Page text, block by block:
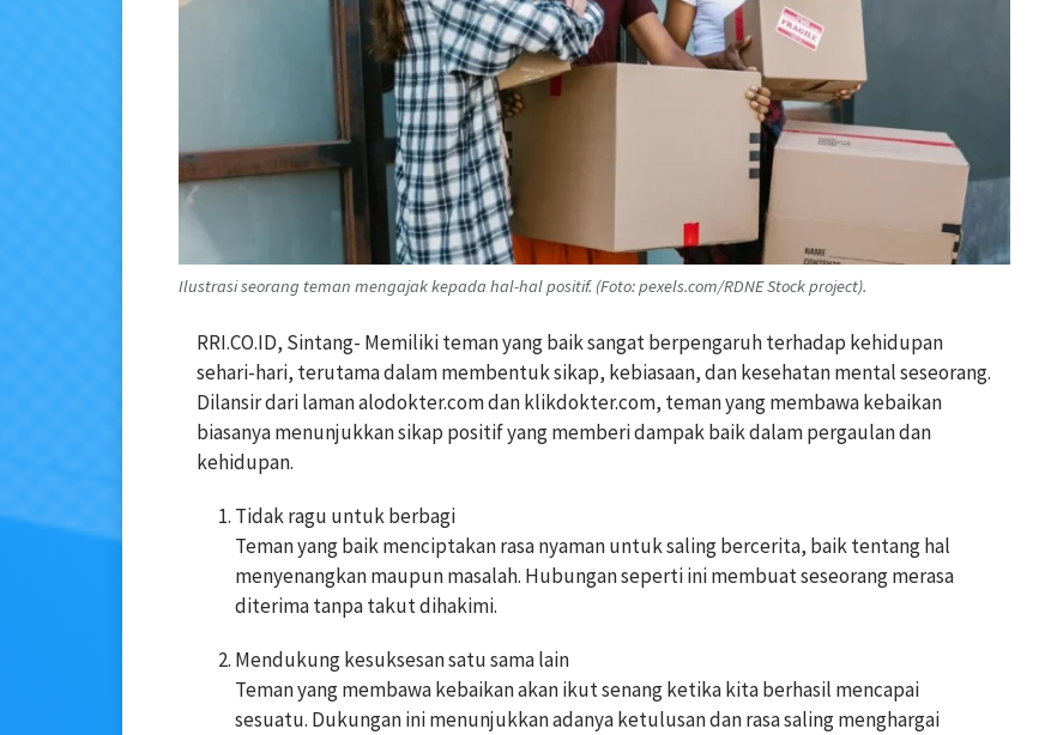
Ilustrasi seorang teman mengajak kepada hal-hal positif. (Foto: pexels.com/RDNE Stock project).
RRI.CO.ID, Sintang- Memiliki teman yang baik sangat berpengaruh terhadap kehidupan
sehari-hari, terutama dalam membentuk sikap, kebiasaan, dan kesehatan mental seseorang.
Dilansir dari laman alodokter.com dan klikdokter.com, teman yang membawa kebaikan
biasanya menunjukkan sikap positif yang memberi dampak baik dalam pergaulan dan
kehidupan.
Tidak ragu untuk berbagi
Teman yang baik menciptakan rasa nyaman untuk saling bercerita, baik tentang hal
menyenangkan maupun masalah. Hubungan seperti ini membuat seseorang merasa
diterima tanpa takut dihakimi.
Mendukung kesuksesan satu sama lain
Teman yang membawa kebaikan akan ikut senang ketika kita berhasil mencapai
sesuatu. Dukungan ini menunjukkan adanya ketulusan dan rasa saling menghargai